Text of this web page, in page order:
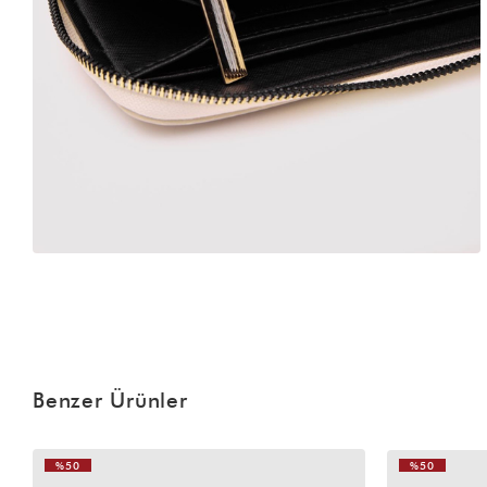
Benzer Ürünler
%50 %50